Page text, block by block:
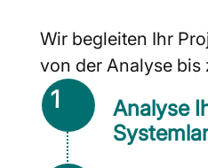
Wir begleiten Ihr
von der Analyse bis
1
Analyse